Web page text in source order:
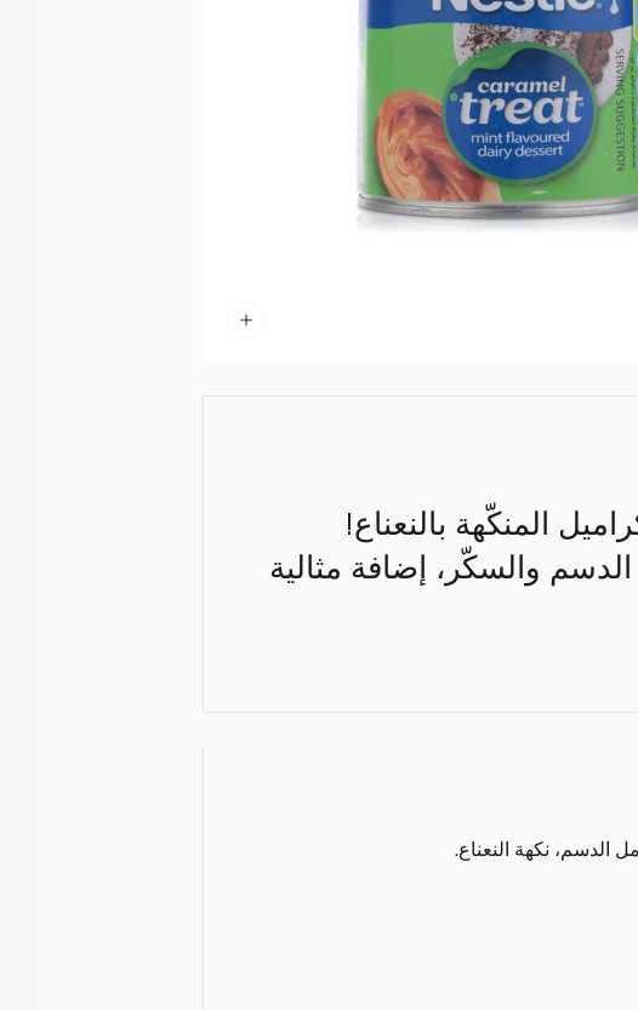
المنكّهة بالنعناع!
والسكّر، إضافة مثالية
الدسم، نكهة النعناع.